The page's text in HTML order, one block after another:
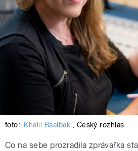
foto: Khalil Baalbaki, Český rozhlas
Co na sebe prozradila zprávařka